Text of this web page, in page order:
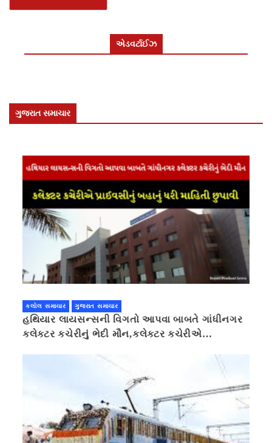
એડવર્ટાઈઝ
ગુજરાત સમાચાર
કલોલ સમાચાર ગુજરાત સમાચાર
હથિયાર લાયસન્સની વિગતો આપવા બાબતે ગાંધીનગર
કલેક્ટર કચેરીનું ભેદી મૌન,કલેક્ટર કચેરીએ